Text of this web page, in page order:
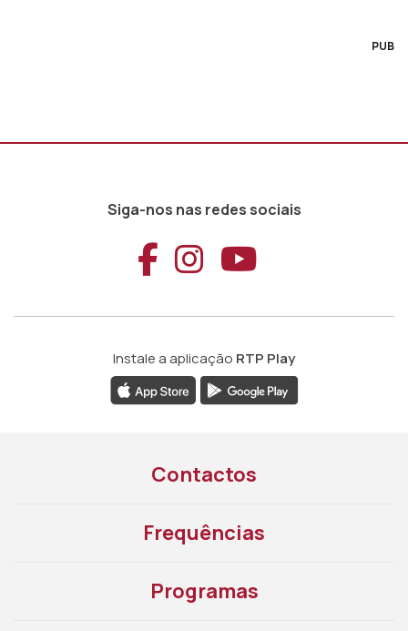
PUB
Siga-nos nas redes sociais
Aceder ao
Aceder ao
Aceder
Instale a aplicação RTP Play
Contactos
Frequências
Programas